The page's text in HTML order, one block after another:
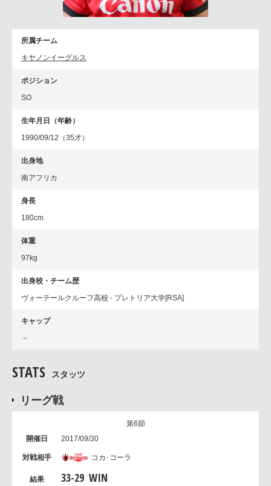
所属チーム
キヤノンイーグルス
ポジション
SO
生年月日（年齢）
1990/09/12（35才）
出身地
南アフリカ
身長
180cm
体重
97kg
出身校・チーム歴
ヴォーテールクルーフ高校 - プレトリア大学[RSA]
キャップ
－
STATS スタッツ
リーグ戦
第6節
2017/09/30
コカ･コーラ
33-29 WIN